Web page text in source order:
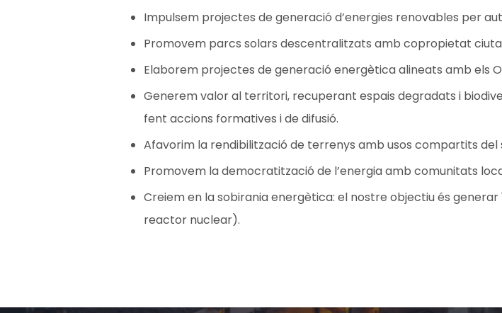
Impulsem projectes de generació d’energies renovables per
Promovem parcs solars descentralitzats amb copropietat
Elaborem projectes de generació energètica alineats amb els
Generem valor al territori, recuperant espais degradats i
fent accions formatives i de difusió.
Afavorim la rendibilització de terrenys amb usos compartits del
Promovem la democratització de l’energia amb comunitats
Creiem en la sobirania energètica: el nostre objectiu és generar
reactor nuclear).